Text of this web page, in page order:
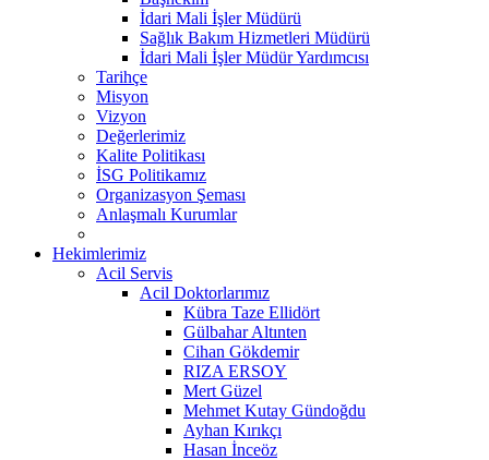
İdari Mali İşler Müdürü
Sağlık Bakım Hizmetleri Müdürü
İdari Mali İşler Müdür Yardımcısı
Tarihçe
Misyon
Vizyon
Değerlerimiz
Kalite Politikası
İSG Politikamız
Organizasyon Şeması
Anlaşmalı Kurumlar
Hekimlerimiz
Acil Servis
Acil Doktorlarımız
Kübra Taze Ellidört
Gülbahar Altınten
Cihan Gökdemir
RIZA ERSOY
Mert Güzel
Mehmet Kutay Gündoğdu
Ayhan Kırıkçı
Hasan İnceöz